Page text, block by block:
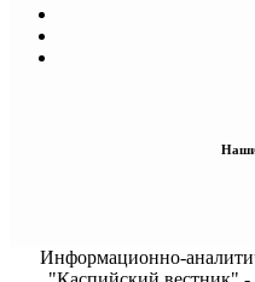
Информационно-